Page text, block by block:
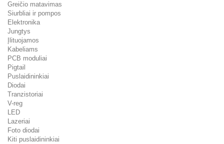
Greičio matavimas
Siurbliai ir pompos
Elektronika
Jungtys
Įlituojamos
Kabeliams
PCB moduliai
Pigtail
Puslaidininkiai
Diodai
Tranzistoriai
V-reg
LED
Lazeriai
Foto diodai
Kiti puslaidininkiai